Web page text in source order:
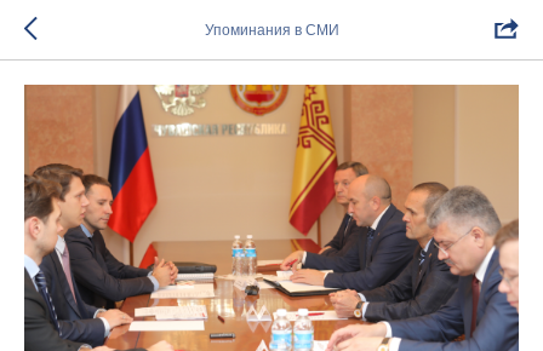
Упоминания в СМИ